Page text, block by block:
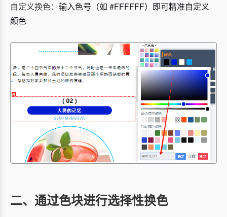
自定义换色： 输入色号（如 #FFFFFF）即可精准自定义
颜色
二、通过色块进行选择性换色